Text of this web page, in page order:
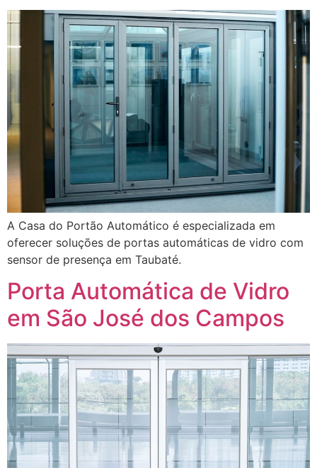
A Casa do Portão Automático é especializada em
oferecer soluções de portas automáticas de vidro com
sensor de presença em Taubaté.
Porta Automática de Vidro
em São José dos Campos